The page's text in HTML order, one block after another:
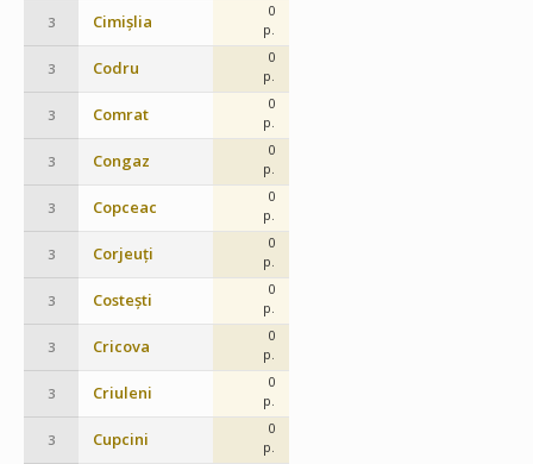
3 Cimișlia
0
p.
3 Codru
0
p.
3 Comrat
0
p.
3 Congaz
0
p.
3 Copceac
0
p.
3 Corjeuți
0
p.
3 Costești
0
p.
3 Cricova
0
p.
3 Criuleni
0
p.
3 Cupcini
0
p.